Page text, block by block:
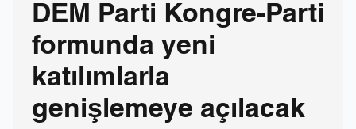
DEM Parti Kongre-Parti
formunda yeni
katılımlarla
genişlemeye açılacak